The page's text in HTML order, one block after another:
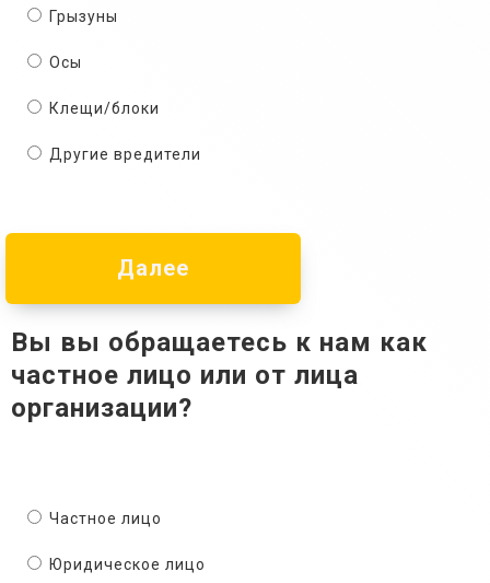
Грызуны
Осы
Клещи/блоки
Другие вредители
Далее
Вы вы обращаетесь к нам как
частное лицо или от лица
организации?
Частное лицо
Юридическое лицо